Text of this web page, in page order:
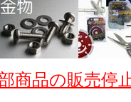
商品の販売停